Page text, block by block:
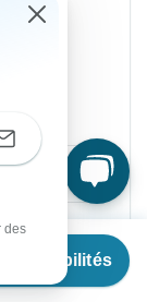
disponibilités
par personne
des